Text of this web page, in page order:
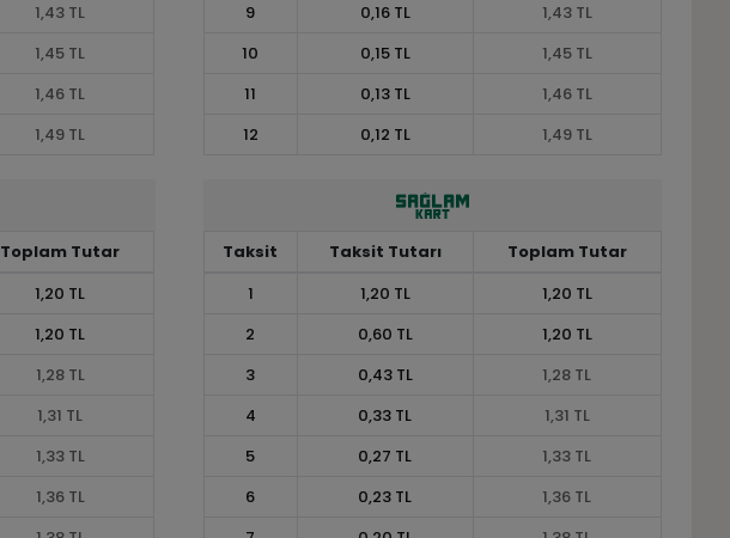
1,43 TL
1,45 TL
1,46 TL
1,49 TL
9
0,16 TL
1,43 TL
10
0,15 TL
1,45 TL
11
0,13 TL
1,46 TL
12
0,12 TL 1,49 TL
Toplam Tutar
1,20 TL
1,20 TL
1,28 TL
1,31 TL
1,33 TL
1,36 TL
Taksit Taksit Tutarı
Toplam Tutar
1
1,20 TL
1,20 TL
2
0,60 TL
1,20 TL
3
0,43 TL
1,28 TL
4
0,33 TL
1,31 TL
5
0,27 TL
1,33 TL
6
0,23 TL
1,36 TL